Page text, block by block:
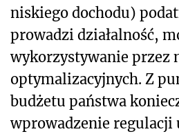
niskiego dochodu)
prowadzi działalność,
wykorzystywanie przez
optymalizacyjnych. Z
budżetu państwa
wprowadzenie regulacji